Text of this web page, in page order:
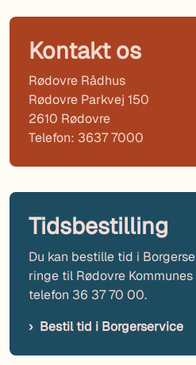
Kontakt os
Rødovre Rådhus
Rødovre Parkvej 150
2610 Rødovre
Telefon: 3637 7000
Tidsbestilling
Du kan bestille tid i
ringe til Rødovre
telefon 36 37 70 00.
Bestil tid i Borgerservice